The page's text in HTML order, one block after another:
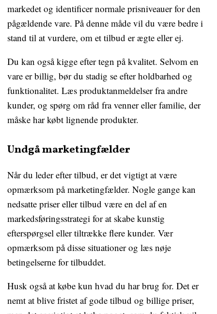
markedet og identificer normale prisniveauer for den
pågældende vare. På denne måde vil du være bedre i
stand til at vurdere, om et tilbud er ægte eller ej.
Du kan også kigge efter tegn på kvalitet. Selvom en
vare er billig, bør du stadig se efter holdbarhed og
funktionalitet. Læs produktanmeldelser fra andre
kunder, og spørg om råd fra venner eller familie, der
måske har købt lignende produkter.
Undgå marketingfælder
Når du leder efter tilbud, er det vigtigt at være
opmærksom på marketingfælder. Nogle gange kan
nedsatte priser eller tilbud være en del af en
markedsføringsstrategi for at skabe kunstig
efterspørgsel eller tiltrække flere kunder. Vær
opmærksom på disse situationer og læs nøje
betingelserne for tilbuddet.
Husk også at købe kun hvad du har brug for. Det er
nemt at blive fristet af gode tilbud og billige priser,